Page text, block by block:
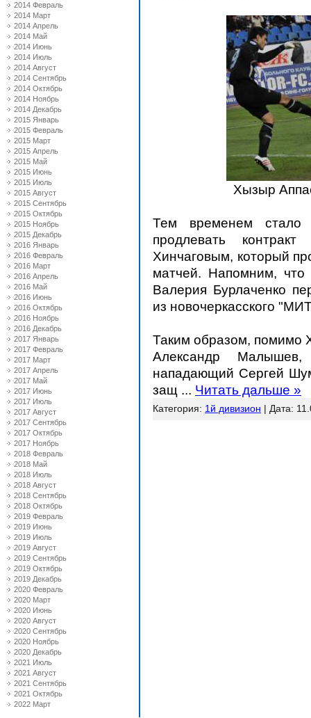
2014 Февраль
2014 Март
2014 Апрель
2014 Май
2014 Июнь
2014 Июль
2014 Август
2014 Сентябрь
2014 Октябрь
2014 Ноябрь
2014 Декабрь
2015 Январь
2015 Февраль
2015 Март
2015 Апрель
2015 Май
2015 Июнь
2015 Июль
2015 Август
2015 Сентябрь
2015 Октябрь
2015 Ноябрь
2015 Декабрь
2016 Январь
2016 Февраль
2016 Март
2016 Апрель
2016 Май
2016 Июнь
2016 Октябрь
2016 Ноябрь
2016 Декабрь
2017 Январь
2017 Февраль
2017 Март
2017 Апрель
2017 Май
2017 Июнь
2017 Июль
2017 Август
2017 Сентябрь
2017 Октябрь
2017 Ноябрь
2018 Февраль
2018 Май
2018 Июль
2018 Август
2018 Сентябрь
2018 Октябрь
2019 Февраль
2019 Июнь
2019 Июль
2019 Август
2019 Сентябрь
2019 Октябрь
2019 Декабрь
2020 Февраль
2020 Март
2020 Июнь
2020 Август
2020 Сентябрь
2020 Ноябрь
2020 Декабрь
2021 Июль
2021 Август
2021 Сентябрь
2021 Октябрь
2022 Март
Хызыр
Тем временем стало
продлевать
Хинчаговым, который
матчей. Напомним,
Валерия Бурлаченко
из новочеркасского
Таким образом, помимо
Александр Малышев,
нападающий Сергей
защ ... Читать дальше »
Категория: 1й дивизион | Дата: